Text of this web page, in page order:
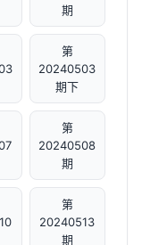
期
第
20240503
期下
第
20240508
期
第
20240513
期